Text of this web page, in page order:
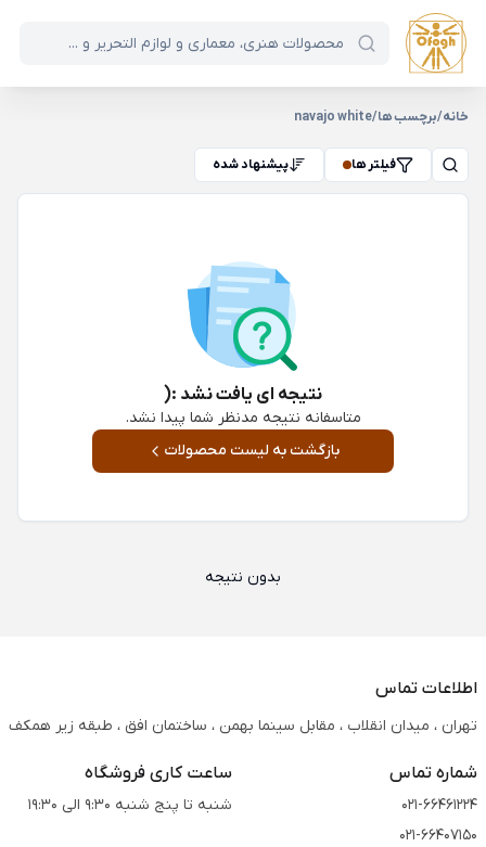
خانه/برچسب ها/
navajo white
فیلتر ها پیشنهاد شده
نتیجه ای یافت نشد :(
متاسفانه نتیجه مدنظر شما پیدا نشد.
بازگشت به لیست محصولات
بدون نتیجه
اطلاعات تماس
تهران ، میدان انقلاب ، مقابل سینما بهمن ، ساختمان افق ، طبقه زیر همکف
شماره تماس
021-66461224
021-66407150
ساعت کاری فروشگاه
شنبه تا پنج شنبه 9:30 الی 19:30